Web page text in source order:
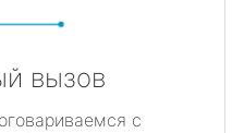
вызов
с